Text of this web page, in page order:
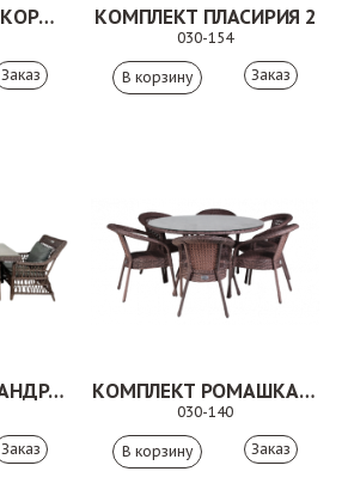
КРЕСЛО КАРИБА КОРИЧНЕВОЕ
Заказ
КОМПЛЕКТ ПЛАСИРИЯ 2
030-154
Заказ
КОМПЛЕКТ КАССАНДРА 5
Заказ
КОМПЛЕКТ РОМАШКА КОРИЧНЕВЫЙ
030-140
Заказ